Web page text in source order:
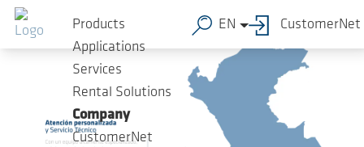
Skip to main content
Products
Applications
Services
Rental Solutions
Company
CustomerNet
EN CustomerNet